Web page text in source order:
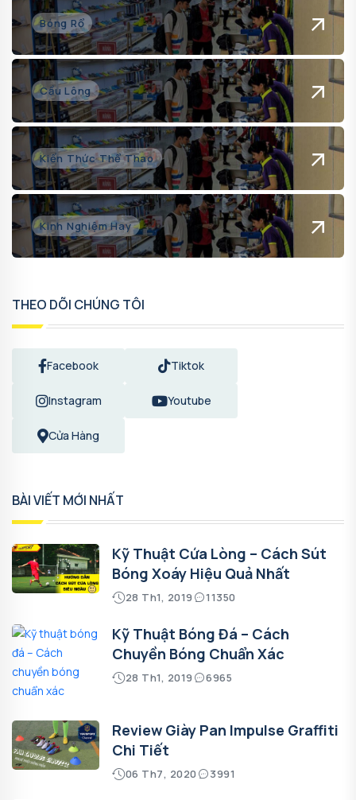
Bóng Rổ
Cầu Lông
Kiến Thức Thể Thao
Kinh Nghiệm Hay
THEO DÕI CHÚNG TÔI
Facebook Tiktok
Instagram Youtube
Cửa Hàng
BÀI VIẾT MỚI NHẤT
Kỹ Thuật Cứa Lòng – Cách Sút
Bóng Xoáy Hiệu Quả Nhất
28 Th1, 2019 11350
Kỹ Thuật Bóng Đá – Cách
Chuyền Bóng Chuẩn Xác
28 Th1, 2019 6965
Review Giày Pan Impulse Graffiti
Chi Tiết
06 Th7, 2020 3991